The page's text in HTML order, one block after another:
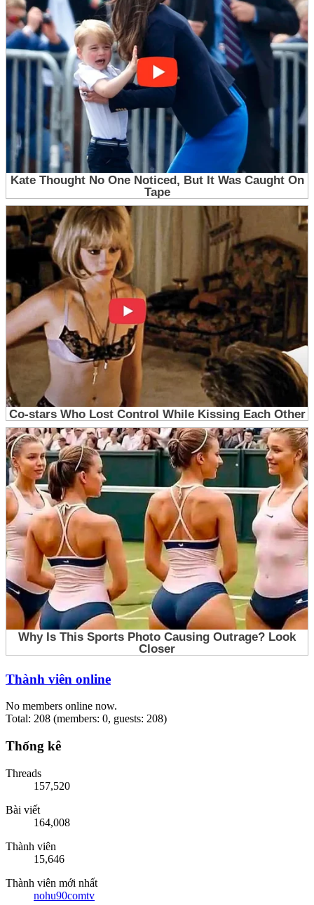
Thành viên online
No members online now.
Total: 208 (members: 0, guests: 208)
Thống kê
Threads
157,520
Bài viết
164,008
Thành viên
15,646
Thành viên mới nhất
nohu90comtv